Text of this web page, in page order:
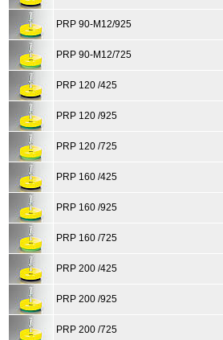
PRP 90-M12/925
PRP 90-M12/725
PRP 120 /425
PRP 120 /925
PRP 120 /725
PRP 160 /425
PRP 160 /925
PRP 160 /725
PRP 200 /425
PRP 200 /925
PRP 200 /725